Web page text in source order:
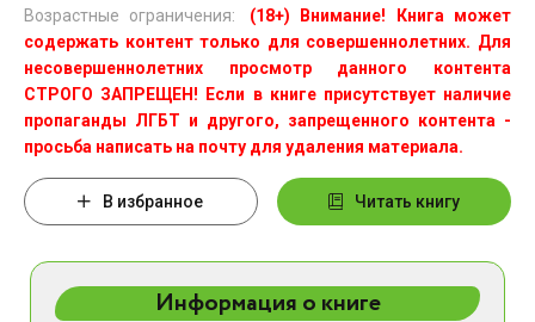
Возрастные ограничения:
(18+) Внимание! Книга может
содержать контент только для совершеннолетних. Для
несовершеннолетних просмотр данного контента
СТРОГО ЗАПРЕЩЕН! Если в книге присутствует наличие
пропаганды ЛГБТ и другого, запрещенного контента -
просьба написать на почту для удаления материала.
В избранное Читать книгу
Информация о книге